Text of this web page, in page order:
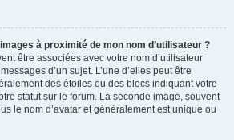
à proximité de mon nom d’utilisateur ?
être associées avec votre nom d’utilisateur
d’un sujet. L’une d’elles peut être
des étoiles ou des blocs indiquant votre
statut sur le forum. La seconde image, souvent
le nom d’avatar et généralement est unique ou